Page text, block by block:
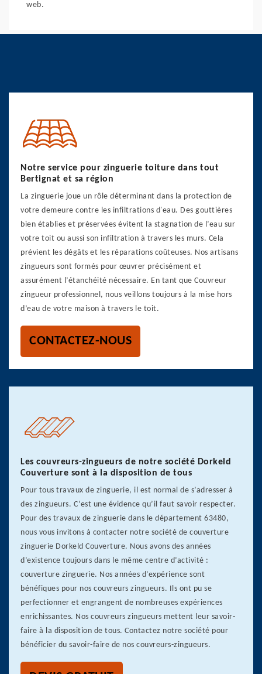
web.
Notre service pour zinguerie toiture dans tout
Bertignat et sa région
La zinguerie joue un rôle déterminant dans la protection de
votre demeure contre les infiltrations d'eau. Des gouttières
bien établies et préservées évitent la stagnation de l’eau sur
votre toit ou aussi son infiltration à travers les murs. Cela
prévient les dégâts et les réparations coûteuses. Nos artisans
zingueurs sont formés pour œuvrer précisément et
assurément l’étanchéité nécessaire. En tant que Couvreur
zingueur professionnel, nous veillons toujours à la mise hors
d’eau de votre maison à travers le toit.
CONTACTEZ-NOUS
Les couvreurs-zingueurs de notre société Dorkeld
Couverture sont à la disposition de tous
Pour tous travaux de zinguerie, il est normal de s’adresser à
des zingueurs. C’est une évidence qu’il faut savoir respecter.
Pour des travaux de zinguerie dans le département 63480,
nous vous invitons à contacter notre société de couverture
zinguerie Dorkeld Couverture. Nous avons des années
d’existence toujours dans le même centre d’activité :
couverture zinguerie. Nos années d’expérience sont
bénéfiques pour nos couvreurs zingueurs. Ils ont pu se
perfectionner et engrangent de nombreuses expériences
enrichissantes. Nos couvreurs zingueurs mettent leur savoir-
faire à la disposition de tous. Contactez notre société pour
bénéficier du savoir-faire de nos couvreurs-zingueurs.